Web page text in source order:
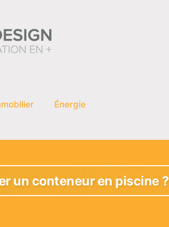
Énergie
un conteneur en piscine ?